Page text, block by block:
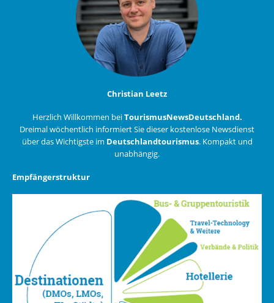
Christian Leetz
Herzlich Willkommen beiTourismusNewsDeutschland.
Dreimal wöchentlich informiert Sie dieser kostenlose Newsdienst
über das Wichtigste im Deutschlandtourismus. Kompakt und
unabhängig.
Empfängerstruktur